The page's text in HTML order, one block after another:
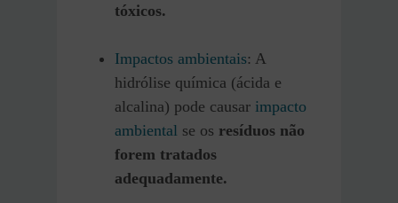
tóxicos.
Impactos ambientais: A
hidrólise química (ácida e
alcalina) pode causar impacto
ambiental se os resíduos não
forem tratados
adequadamente.